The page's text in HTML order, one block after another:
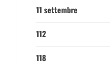
11 settembre
112
118